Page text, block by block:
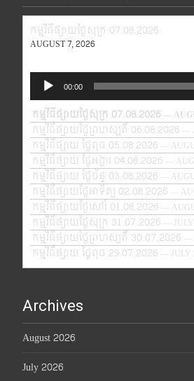
កម្មវិធីផ្សាយថ្ងៃសុក្រ 07.08.2026
AUGUST 7, 2026
Audio
Player
00:00
កម្មវិធីផ្សាយថ្ងៃសុក្រ 07.08.2026—
កម្មវិធីផ្សាយថ្ងៃព្រហស្បតិ៍ 06.08.2026
—
កម្មវិធីផ្សាយ ថ្ងៃពុធ 05.08.2026
—
កម្មវិធីផ្សាយ ថ្ងៃអង្គារ 04.08.2026
—
កម្មវិធីផ្សាយ ថ្ងៃច័ន្ទ 03.08.2026
—
កម្មវិធីផ្សាយថ្ងៃអាទិត្យ 02.08.2026
—
កម្មវិធីផ្សាយថ្ងៃសៅរ៍ 01.08.2026
—
កម្មវិធីផ្សាយថ្ងៃសុក្រ 31.07.2026
—
កម្មវិធីផ្សាយថ្ងៃព្រហស្បតិ៍ 30.07.2026
កម្មវិធីផ្សាយ ថ្ងៃពុធ 29.07.2026
—
Archives
August 2026
July 2026